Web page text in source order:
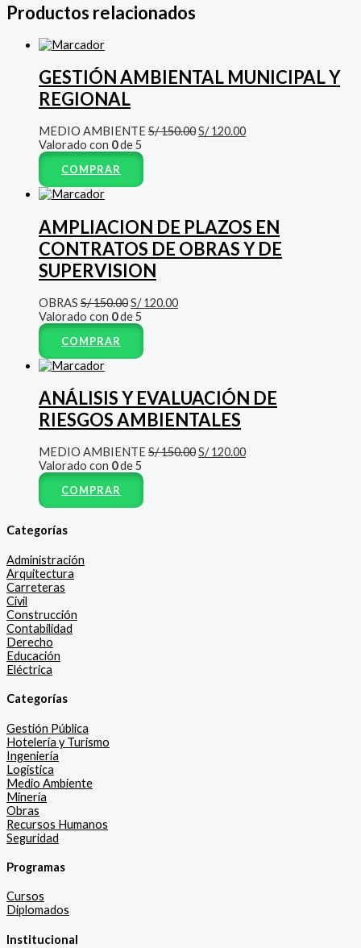
Productos relacionados
GESTIÓN AMBIENTAL MUNICIPAL Y
REGIONAL
MEDIO AMBIENTE S/150.00S/120.00
Valorado con 0de 5
COMPRAR
AMPLIACION DE PLAZOS EN
CONTRATOS DE OBRAS Y DE
SUPERVISION
OBRAS S/150.00S/120.00
Valorado con 0de 5
COMPRAR
ANÁLISIS Y EVALUACIÓN DE
RIESGOS AMBIENTALES
MEDIO AMBIENTE S/150.00S/120.00
Valorado con 0de 5
COMPRAR
Categorías
Administración
Arquitectura
Carreteras
Civil
Construcción
Contabilidad
Derecho
Educación
Eléctrica
Categorías
Gestión Pública
Hotelería y Turismo
Ingeniería
Logística
Medio Ambiente
Minería
Obras
Recursos Humanos
Seguridad
Programas
Cursos
Diplomados
Institucional